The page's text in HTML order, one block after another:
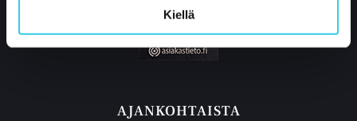
Kiellä
AJANKOHTAISTA